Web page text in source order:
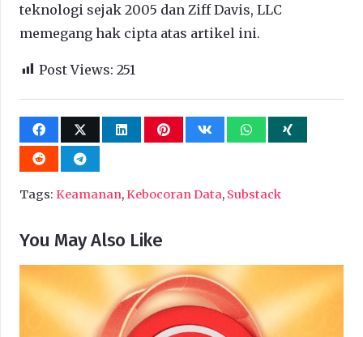
teknologi sejak 2005 dan Ziff Davis, LLC
memegang hak cipta atas artikel ini.
Post Views: 251
Tags: Keamanan,Kebocoran Data, Substack
You May Also Like